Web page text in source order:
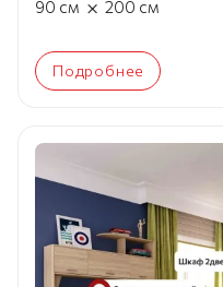
90 см × 200 см
Подробнее